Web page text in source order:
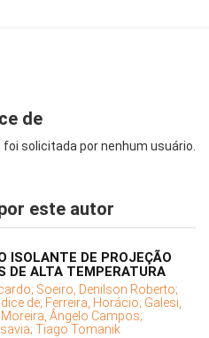
de
solicitada por nenhum usuário.
este autor
ISOLANTE DE PROJEÇÃO
DE ALTA TEMPERATURA
Soeiro, Denilson Roberto;
de; Ferreira, Horácio; Galesi,
Moreira, Ângelo Campos;
Tiago Tomanik